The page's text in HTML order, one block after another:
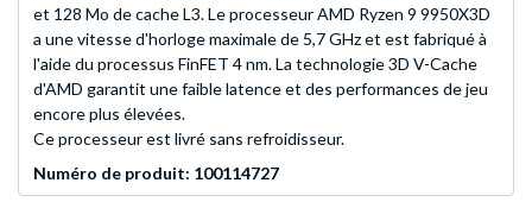
et 128 Mo de cache L3. Le processeur AMD Ryzen 9 9950X3D
a une vitesse d'horloge maximale de 5,7 GHz et est fabriqué à
l'aide du processus FinFET 4 nm. La technologie 3D V-Cache
d'AMD garantit une faible latence et des performances de jeu
encore plus élevées.
Ce processeur est livré sans refroidisseur.
Numéro de produit: 100114727